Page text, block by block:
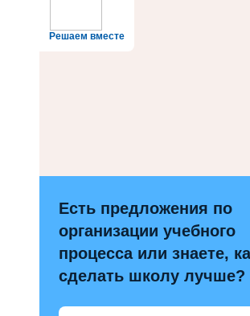
Решаем вместе
Есть предложения по
организации учебного
процесса или знаете,
сделать школу лучше?